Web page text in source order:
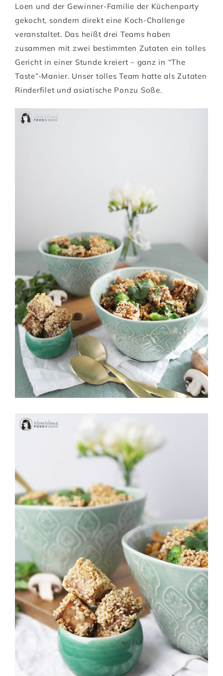
Loen und der Gewinner-Familie der Küchenparty
gekocht, sondern direkt eine Koch-Challenge
veranstaltet. Das heißt drei Teams haben
zusammen mit zwei bestimmten Zutaten ein tolles
Gericht in einer Stunde kreiert – ganz in “The
Taste”-Manier. Unser tolles Team hatte als Zutaten
Rinderfilet und asiatische Ponzu Soße.